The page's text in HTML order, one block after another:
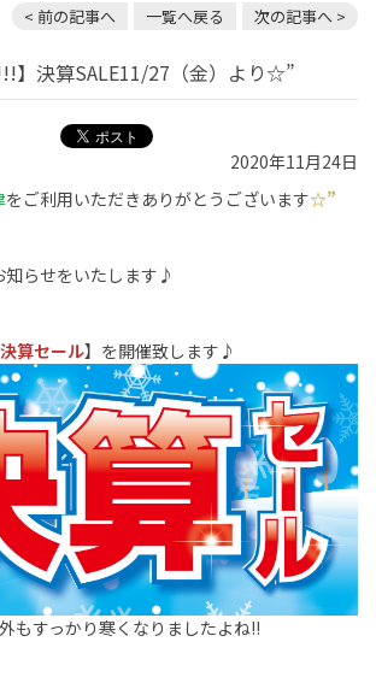
< 前の記事へ 一覧へ戻る 次の記事へ >
!!!】決算SALE11/27（金）より☆”
2020年11月24日
をご利用いただきありがとうございます☆”
らせをいたします♪
決算セール】を開催致します♪
もすっかり寒くなりましたよね!!